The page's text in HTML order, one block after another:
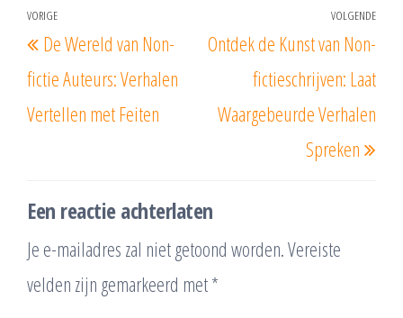
Berichtnavigatie
Vorig
bericht
VORIGE
De Wereld van Non-
fictie Auteurs: Verhalen
Vertellen met Feiten
VOLGENDE
Ontdek de Kunst van Non-
fictieschrijven: Laat
Waargebeurde Verhalen
Spreken
Een reactie achterlaten
Je e-mailadres zal niet getoond worden.Vereiste
velden zijn gemarkeerd met*